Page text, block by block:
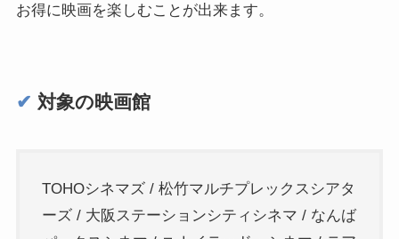
お得に映画を楽しむことが出来ます。
✔︎ 対象の映画館
TOHOシネマズ / 松竹マルチプレックスシアタ
ーズ / 大阪ステーションシティシネマ / なんば